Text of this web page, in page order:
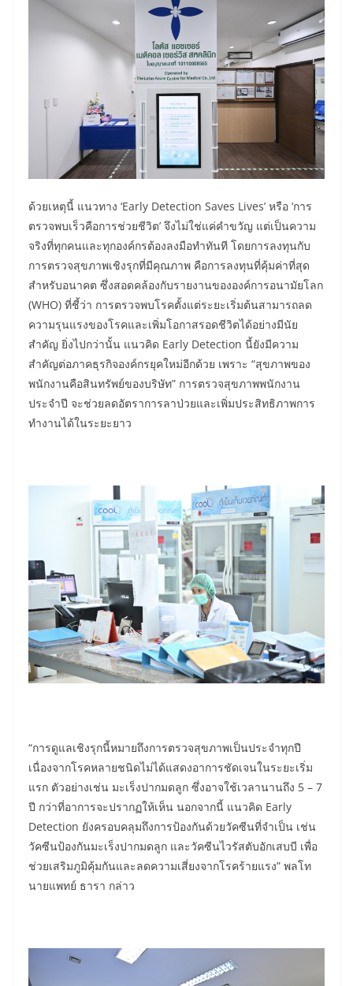
ด้วยเหตุนี้ แนวทาง ‘Early Detection Saves Lives’ หรือ ‘การ
ตรวจพบเร็วคือการช่วยชีวิต’ จึงไม่ใช่แค่คำขวัญ แต่เป็นความ
จริงที่ทุกคนและทุกองค์กรต้องลงมือทำทันที โดยการลงทุนกับ
การตรวจสุขภาพเชิงรุกที่มีคุณภาพ คือการลงทุนที่คุ้มค่าที่สุด
สำหรับอนาคต ซึ่งสอดคล้องกับรายงานขององค์การอนามัยโลก
(WHO) ที่ชี้ว่า การตรวจพบโรคตั้งแต่ระยะเริ่มต้นสามารถลด
ความรุนแรงของโรคและเพิ่มโอกาสรอดชีวิตได้อย่างมีนัย
สำคัญ ยิ่งไปกว่านั้น แนวคิด Early Detection นี้ยังมีความ
สำคัญต่อภาคธุรกิจองค์กรยุคใหม่อีกด้วย เพราะ “สุขภาพของ
พนักงานคือสินทรัพย์ของบริษัท” การตรวจสุขภาพพนักงาน
ประจำปี จะช่วยลดอัตราการลาป่วยและเพิ่มประสิทธิภาพการ
ทำงานได้ในระยะยาว
“การดูแลเชิงรุกนี้หมายถึงการตรวจสุขภาพเป็นประจำทุกปี
เนื่องจากโรคหลายชนิดไม่ได้แสดงอาการชัดเจนในระยะเริ่ม
แรก ตัวอย่างเช่น มะเร็งปากมดลูก ซึ่งอาจใช้เวลานานถึง 5 – 7
ปี กว่าที่อาการจะปรากฏให้เห็น นอกจากนี้ แนวคิด Early
Detection ยังครอบคลุมถึงการป้องกันด้วยวัคซีนที่จำเป็น เช่น
วัคซีนป้องกันมะเร็งปากมดลูก และวัคซีนไวรัสตับอักเสบบี เพื่อ
ช่วยเสริมภูมิคุ้มกันและลดความเสี่ยงจากโรคร้ายแรง” พลโท
นายแพทย์ ธารา กล่าว